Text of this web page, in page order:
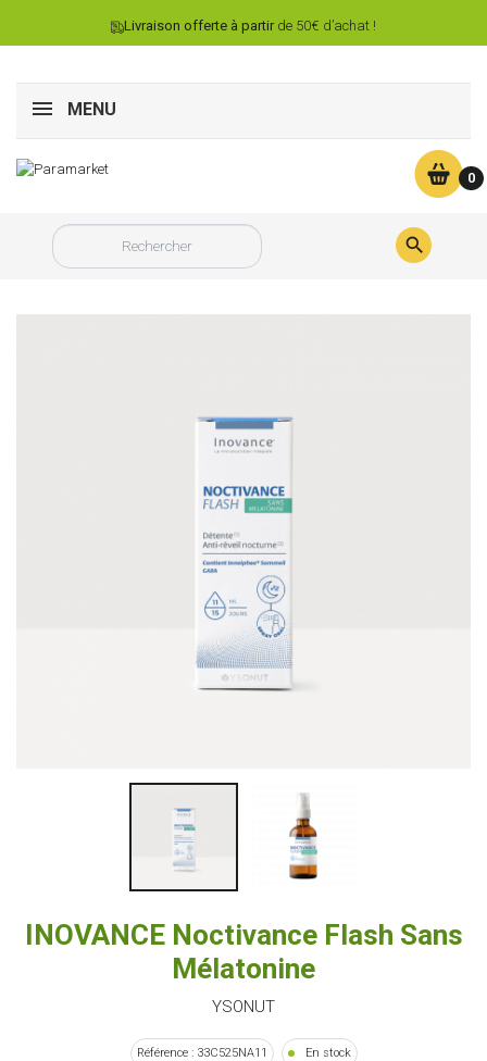
Livraison offerte à partirde 50€ d’achat !
MENU
0

INOVANCE Noctivance Flash Sans
Mélatonine
YSONUT
Référence : 33C525NA11 En stock